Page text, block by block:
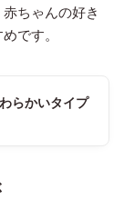
ちゃんの好き
です。
らかいタイプ